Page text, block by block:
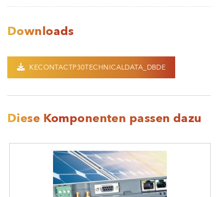
Downloads
KECONTACTP30TECHNICALDATA_DBDE
Diese Komponenten passen dazu